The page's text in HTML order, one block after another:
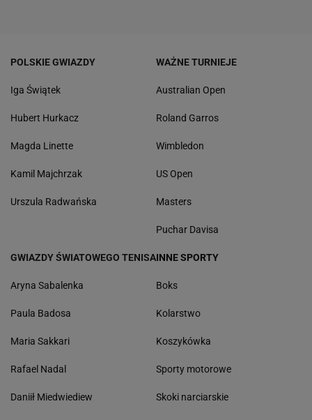
POLSKIE GWIAZDY
Iga Świątek
Hubert Hurkacz
Magda Linette
Kamil Majchrzak
Urszula Radwańska
WAŻNE TURNIEJE
Australian Open
Roland Garros
Wimbledon
US Open
Masters
Puchar Davisa
GWIAZDY ŚWIATOWEGO TENISA
Aryna Sabalenka
Paula Badosa
Maria Sakkari
Rafael Nadal
Daniił Miedwiediew
INNE SPORTY
Boks
Kolarstwo
Koszykówka
Sporty motorowe
Skoki narciarskie